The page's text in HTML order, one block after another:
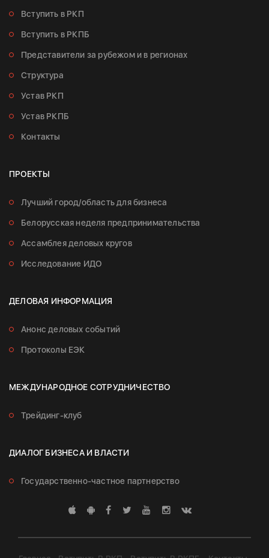
Вступить в РКП
Вступить в РКПБ
Представители за рубежом и в регионах
Структура
Устав РКП
Устав РКПБ
Контакты
ПРОЕКТЫ
Лучший город/область для бизнеса
Белорусская неделя предпринимательства
Ассамблея деловых кругов
Исследование ИДО
ДЕЛОВАЯ ИНФОРМАЦИЯ
Анонс деловых событий
Протоколы ЕЭК
МЕЖДУНАРОДНОЕ СОТРУДНИЧЕСТВО
Трейдинг-клуб
ДИАЛОГ БИЗНЕСА И ВЛАСТИ
Государственно-частное партнерство